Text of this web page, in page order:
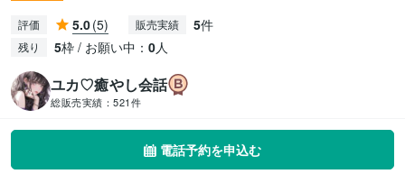
評価 5.0(5) 販売実績 5件
残り 5枠 / お願い中： 0人
ユカ♡癒やし会話
総販売実績： 521件
電話予約を申込む